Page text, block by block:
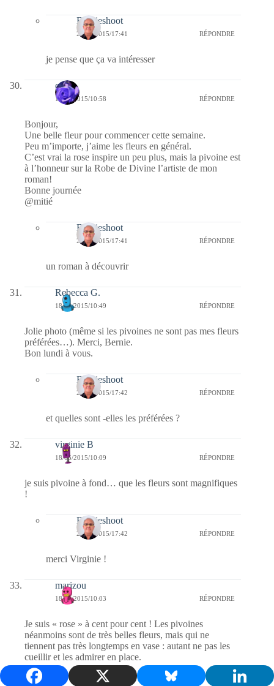
Bernieshoot
24/05/2015/17:41 RÉPONDRE
je pense que ça va intéresser
covix
18/05/2015/10:58 RÉPONDRE
Bonjour,
Une belle fleur pour commencer cette semaine.
Peu m’importe, j’aime les fleurs en général.
C’est vrai la rose inspire un peu plus, mais la pivoine est
à l’honneur sur la Robe de Divine l’artiste de mon
roman!
Bonne journée
@mitié
Bernieshoot
24/05/2015/17:41 RÉPONDRE
un roman à découvrir
Rebecca G.
18/05/2015/10:49 RÉPONDRE
Jolie photo (même si les pivoines ne sont pas mes fleurs
préférées…). Merci, Bernie.
Bon lundi à vous.
Bernieshoot
24/05/2015/17:42 RÉPONDRE
et quelles sont -elles les préférées ?
virginie B
18/05/2015/10:09 RÉPONDRE
je suis pivoine à fond… que les fleurs sont magnifiques
!
Bernieshoot
24/05/2015/17:42 RÉPONDRE
merci Virginie !
marizou
18/05/2015/10:03 RÉPONDRE
Je suis « rose » à cent pour cent ! Les pivoines
néanmoins sont de très belles fleurs, mais qui ne
tiennent pas très longtemps en vase : autant ne pas les
cueillir et les admirer en place.
Bernieshoot